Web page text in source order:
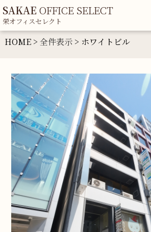
SAKAE OFFICE SELECT
栄オフィスセレクト
HOME > 全件表示> ホワイトビル
HOME
各種条件から探す
地域情報
運営者情報
マイリスト
お問い合わせ